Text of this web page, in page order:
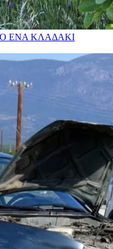
ΕΝΑ ΚΛΑΔΑΚΙ